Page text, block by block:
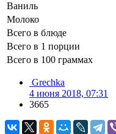
Ваниль
Молоко
Всего в блюде
Всего в 1 порции
Всего в 100 граммах
Grechka
4 июня 2018, 07:31
3665